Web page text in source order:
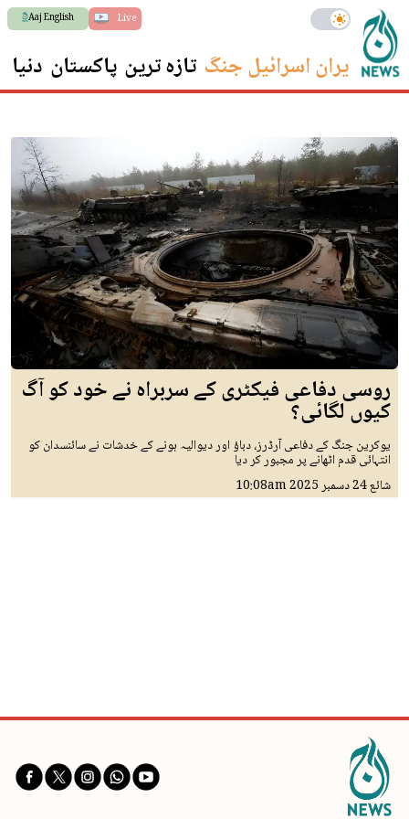
Live
Aaj English
ایران اسرائیل جنگ تازہ ترین پاکستان دنیا
روسی دفاعی فیکٹری کے سربراہ نے خود کو آگ
کیوں لگائی؟
یوکرین جنگ کے دفاعی آرڈرز، دباؤ اور دیوالیہ ہونے کے خدشات نے سائنسدان کو
انتہائی قدم اٹھانے پر مجبور کر دیا
شائع24 دسمبر 2025 10:08am